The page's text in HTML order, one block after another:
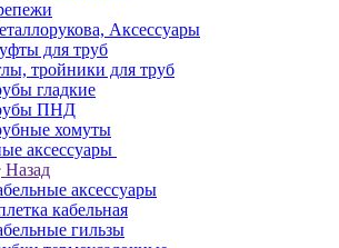
Аксессуары
для труб
тройники для труб
гладкие
ПНД
хомуты
аксессуары
Назад
аксессуары
кабельная
гильзы